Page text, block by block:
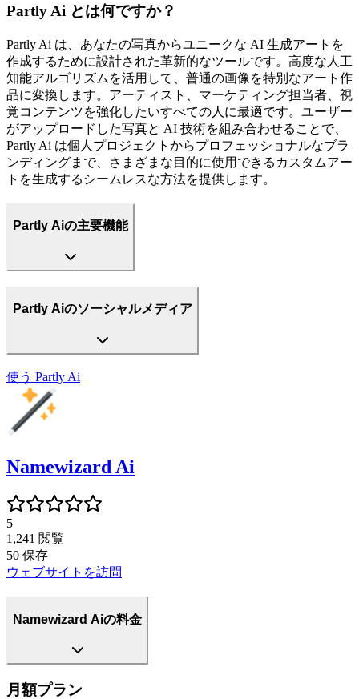
Partly Ai とは何ですか？
Partly Ai は、あなたの写真からユニークな AI 生成アートを
作成するために設計された革新的なツールです。高度な人工
知能アルゴリズムを活用して、普通の画像を特別なアート作
品に変換します。アーティスト、マーケティング担当者、視
覚コンテンツを強化したいすべての人に最適です。ユーザー
がアップロードした写真と AI 技術を組み合わせることで、
Partly Ai は個人プロジェクトからプロフェッショナルなブラ
ンディングまで、さまざまな目的に使用できるカスタムアー
トを生成するシームレスな方法を提供します。
Partly Aiの主要機能
Partly Aiのソーシャルメディア
使う Partly Ai
Namewizard Ai
5
1,241 閲覧
50 保存
ウェブサイトを訪問
Namewizard Aiの料金
月額プラン